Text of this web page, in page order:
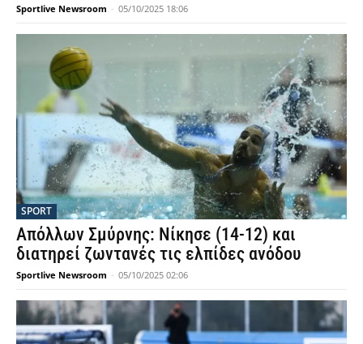
Sportlive Newsroom - 05/10/2025 18:06
SPORT
Απόλλων Σμύρνης: Νίκησε (14-12) και
διατηρεί ζωντανές τις ελπίδες ανόδου
Sportlive Newsroom - 05/10/2025 02:06